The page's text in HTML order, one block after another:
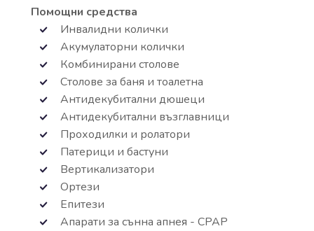
Помощни средства
Инвалидни колички
Акумулаторни колички
Комбинирани столове
Столове за баня и тоалетна
Антидекубитални дюшеци
Антидекубитални възглавници
Проходилки и ролатори
Патерици и бастуни
Вертикализатори
Ортези
Епитези
Апарати за сънна апнея - СРАР